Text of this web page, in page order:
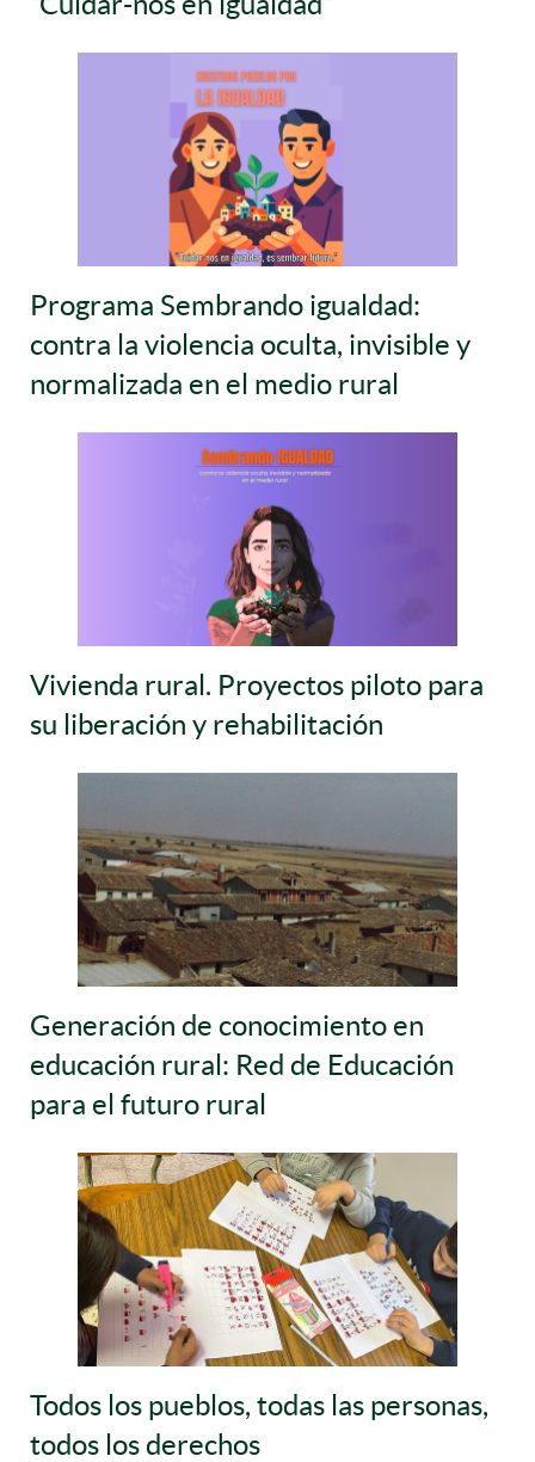
Programa Sembrando igualdad:
contra la violencia oculta, invisible y
normalizada en el medio rural
Vivienda rural. Proyectos piloto para
su liberación y rehabilitación
Generación de conocimiento en
educación rural: Red de Educación
para el futuro rural
Todos los pueblos, todas las personas,
todos los derechos